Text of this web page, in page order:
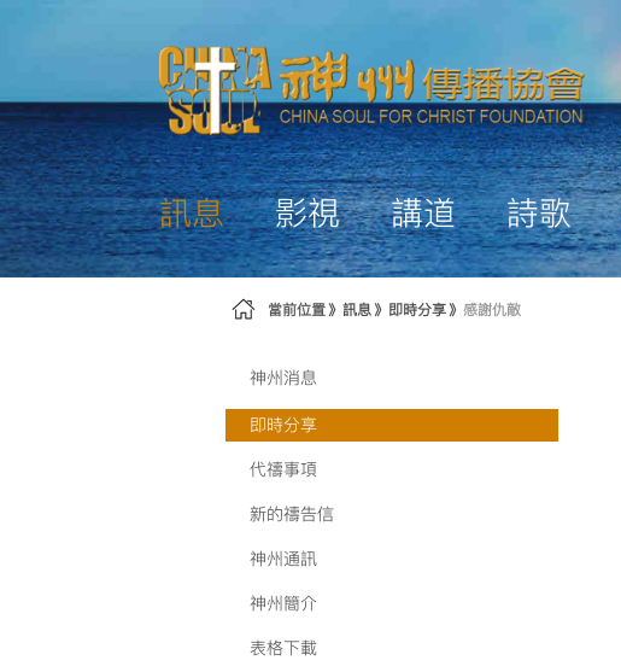
訊息 影視 講道 詩歌
當前位置 訊息 即時分享 感謝仇敵
神州消息
即時分享
代禱事項
新的禱告信
神州通訊
神州簡介
表格下載